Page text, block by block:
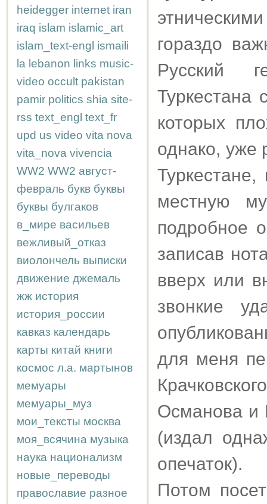
heidegger internet iran
iraq islam islamic_art
islam_text-engl ismaili
la lebanon links music-
video occult pakistan
pamir politics shia site-
rss text_engl text_fr
upd us video vita nova
vita_nova vivencia
WW2 WW2 август-
февраль букв буквы
буквы булгаков
в_мире васильев
вежливый_отказ
виолончель выписки
движение джемаль
жж история
история_россии
кавказ календарь
карты китай книги
космос л.а. мартынов
мемуары
мемуары_муз
мои_тексты москва
моя_всячина музыка
наука национализм
новые_переводы
православие разное
гораздо
Русский
Туркестана
которых
однако, уже
местную
подробное
записав
вверх или
звонкие
для меня
Османова и
(издал
опечаток).
Потом